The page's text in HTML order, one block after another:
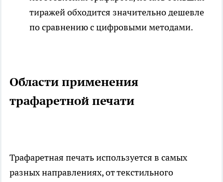
тиражей обходится значительно дешевле
по сравнению с цифровыми методами.
Области применения
трафаретной печати
Трафаретная печать используется в самых
разных направлениях, от текстильного